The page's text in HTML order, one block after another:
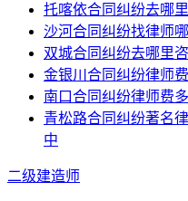
托喀依合同纠纷去哪
沙河合同纠纷找律师
双城合同纠纷去哪里
金银川合同纠纷律师
南口合同纠纷律师费
青松路合同纠纷著名
中
二级建造师